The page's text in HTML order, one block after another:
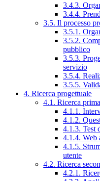
3.4.3.
3.4.4.
3.5. Il processo
3.5.1.
3.5.2.
pubblico
3.5.3.
servizio
3.5.4.
3.5.5.
4. Ricerca progettuale
4.1. Ricerca
4.1.1.
4.1.2.
4.1.3. Test
4.1.4. Web
4.1.5.
utente
4.2. Ricerca
4.2.1.